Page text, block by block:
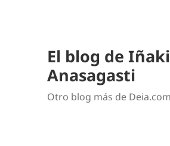
El blog de Iñaki
Anasagasti
Otro blog más de Deia.com